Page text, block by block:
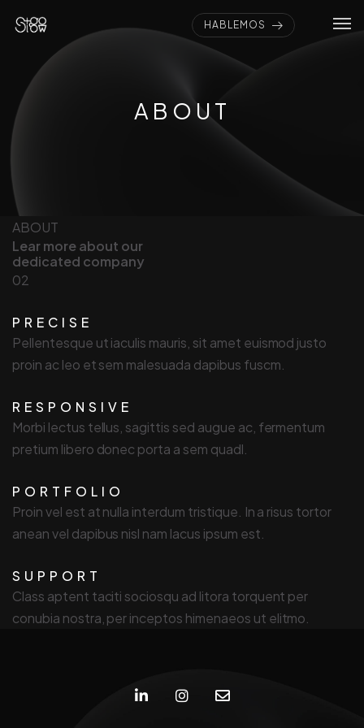
HABLEMOS
ABOUT
ABOUT
Lear more about our
dedicated company
02
PRECISE
Pellentesque ut iaculis mauris, sit amet euismod justo
proin ac leo et sem malesuada dapibus fuscm.
RESPONSIVE
Morbi lectus tellus, sagittis sed augue ac, fermentum
pretium libero donec porta a sem quadl.
PORTFOLIO
Proin vel est at nulla interdum tristique. In a risus tortor
anean vel dapibus nisl nam lacus ipsum est.
SUPPORT
Class aptent taciti sociosqu ad litora torquent per
conubia nostra, per inceptos himenaeos ut elitmo.